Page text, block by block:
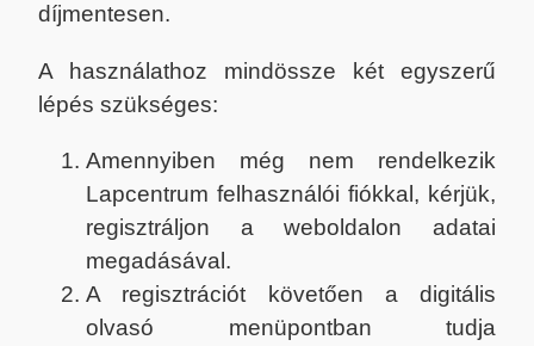
díjmentesen.
A használathoz mindössze két egyszerű
lépés szükséges:
Amennyiben még nem rendelkezik
Lapcentrum felhasználói fiókkal, kérjük,
regisztráljon a weboldalon adatai
megadásával.
A regisztrációt követően a digitális
olvasó menüpontban tudja